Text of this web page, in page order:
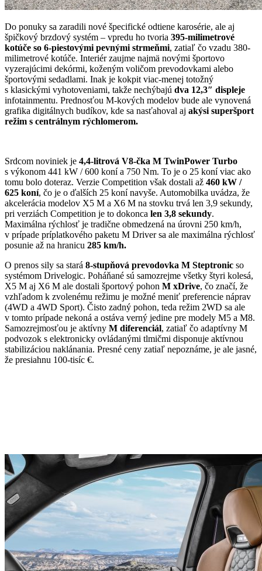
Do ponuky sa zaradili nové špecifické odtiene karosérie, ale aj
špičkový brzdový systém – vpredu ho tvoria 395-milimetrové
kotúče so 6-piestovými pevnými strmeňmi, zatiaľ čo vzadu 380-
milimetrové kotúče. Interiér zaujme najmä novými športovo
vyzerajúcimi dekórmi, koženým voličom prevodovkami alebo
športovými sedadlami. Inak je kokpit viac-menej totožný
s klasickými vyhotoveniami, takže nechýbajú dva 12,3″ displeje
infotainmentu. Prednosťou M-kových modelov bude ale vynovená
grafika digitálnych budíkov, kde sa nasťahoval aj akýsi superšport
režim s centrálnym rýchlomerom.
Srdcom noviniek je 4,4-litrová V8-čka M TwinPower Turbo
s výkonom 441 kW / 600 koní a 750 Nm. To je o 25 koní viac ako
tomu bolo doteraz. Verzie Competition však dostali až 460 kW /
625 koní, čo je o ďalších 25 koní navyše. Automobilka uvádza, že
akcelerácia modelov X5 M a X6 M na stovku trvá len 3,9 sekundy,
pri verziách Competition je to dokonca len 3,8 sekundy.
Maximálna rýchlosť je tradične obmedzená na úrovni 250 km/h,
v prípade príplatkového paketu M Driver sa ale maximálna rýchlosť
posunie až na hranicu 285 km/h.
O prenos sily sa stará 8-stupňová prevodovka M Steptronic so
systémom Drivelogic. Poháňané sú samozrejme všetky štyri kolesá,
X5 M aj X6 M ale dostali športový pohon M xDrive, čo značí, že
vzhľadom k zvolenému režimu je možné meniť preferencie náprav
(4WD a 4WD Sport). Čisto zadný pohon, teda režim 2WD sa ale
v tomto prípade nekoná a ostáva verný jedine pre modely M5 a M8.
Samozrejmosťou je aktívny M diferenciál, zatiaľ čo adaptívny M
podvozok s elektronicky ovládanými tlmičmi disponuje aktívnou
stabilizáciou naklánania. Presné ceny zatiaľ nepoznáme, je ale jasné,
že presiahnu 100-tisíc €.